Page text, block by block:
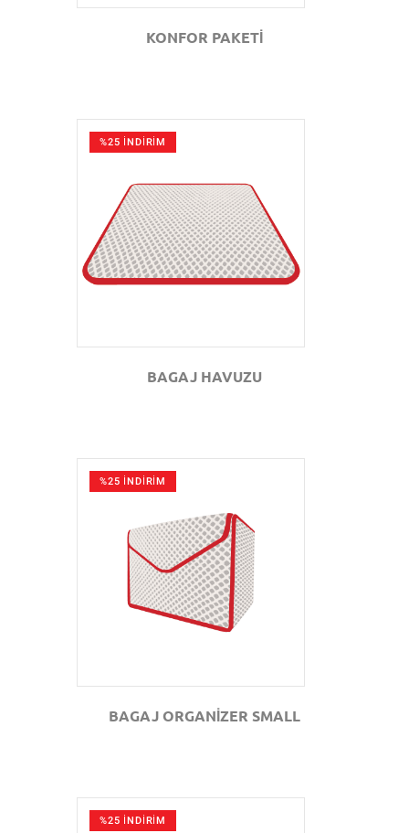
KONFOR PAKETİ
%25 İNDİRİM
GÖZAT
BAGAJ HAVUZU
%25 İNDİRİM
GÖZAT
BAGAJ ORGANİZER SMALL
%25 İNDİRİM